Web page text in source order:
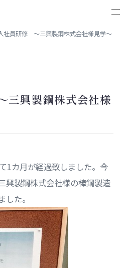
社員研修 ～三興製鋼株式会社様見学～
興製鋼株式会社様
1カ月が経過致しました。今
興製鋼株式会社様の棒鋼製造
た。